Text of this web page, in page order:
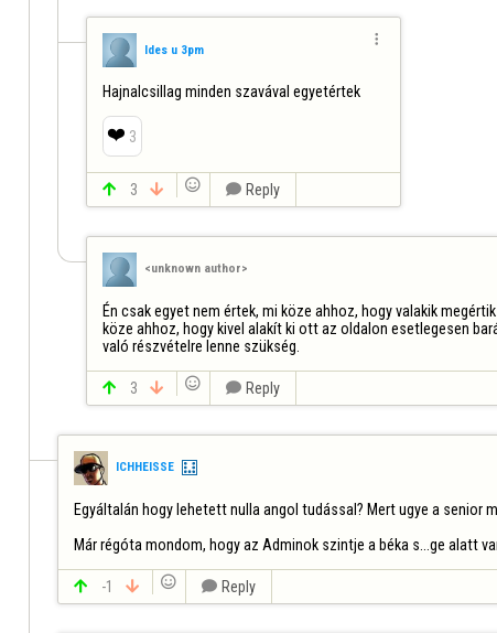
Ides u 3pm

Hajnalcsillag minden szavával egyetértek
❤️ 3
 3    Reply
<unknown author>
Én csak egyet nem értek, mi köze ahhoz, hogy valakik
köze ahhoz, hogy kivel alakít ki ott az oldalon esetlegesen
való részvételre lenne szükség.
 3    Reply
ICHHEISSE
Egyáltalán hogy lehetett nulla angol tudással? Mert ugye a senior
Már régóta mondom, hogy az Adminok szintje a béka s...ge alatt
 -1    Reply